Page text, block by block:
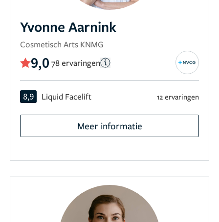
Yvonne Aarnink
Cosmetisch Arts KNMG
9,0 78 ervaringen
8,9 Liquid Facelift 12 ervaringen
Meer informatie